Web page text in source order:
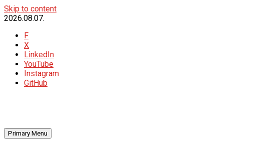
Skip to content
2026.08.07.
F
X
LinkedIn
YouTube
Instagram
GitHub
Primary Menu